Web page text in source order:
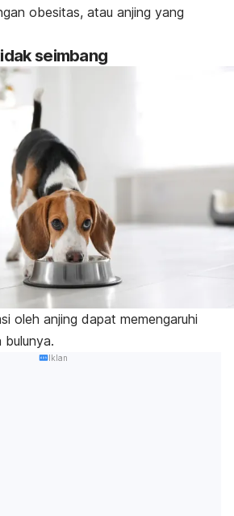
obesitas, atau anjing yang
seimbang
oleh anjing dapat memengaruhi
Iklan